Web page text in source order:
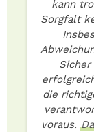
kann
Sorgfalt
die
voraus.